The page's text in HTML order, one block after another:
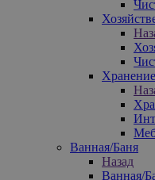
Ванная/Баня
Назад
Ванная/